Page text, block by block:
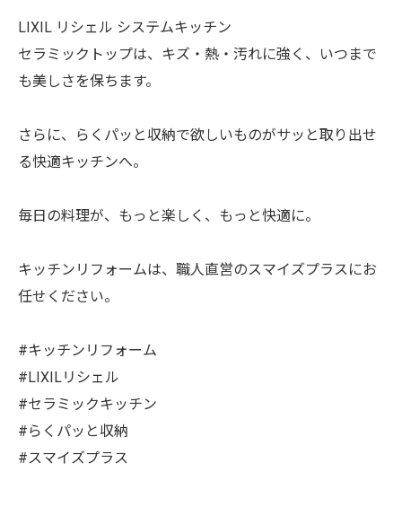
LIXIL リシェル システムキッチン
セラミックトップは、キズ・熱・汚れに強く、いつまで
も美しさを保ちます。
⁡さらに、らくパッと収納で欲しいものがサッと取り出せ
る快適キッチンへ。
⁡毎日の料理が、もっと楽しく、もっと快適に。
⁡キッチンリフォームは、職人直営のスマイズプラスにお
任せください。⁡
#キッチンリフォーム
#LIXILリシェル
#セラミックキッチン
#らくパッと収納
#スマイズプラス